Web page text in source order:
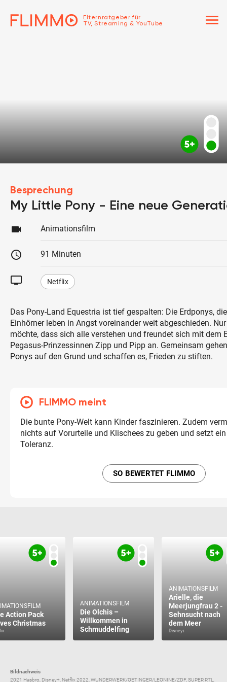
Elternratgeber für
TV, Streaming & YouTube
menu
Besprechung
My Little Pony - Eine neue
videocam Animationsfilm
schedule 91 Minuten
tv Netflix
Das Pony-Land Equestria ist tief gespalten: Die Erdponys,
Einhörner leben in Angst voreinander weit abgeschieden.
möchte, dass sich alle verstehen und freundet sich mit dem
Pegasus-Prinzessinnen Zipp und Pipp an. Gemeinsam
Ponys auf den Grund und schaffen es, Frieden zu stiften.
FLIMMO meint
Die bunte Pony-Welt kann Kinder faszinieren. Zudem
nichts auf Vorurteile und Klischees zu geben und setzt
Toleranz.
SO BEWERTET FLIMMO
Action Pack
Christmas
ANIMATIONSFILM
Die Olchis –
Willkommen in
Schmuddelfing
ANIMATIONSFILM
Arielle, die
Meerjungfrau 2 -
Sehnsucht nach
dem Meer
Disney+
Bildnachweis
2021 Hasbro, Disney+, Netflix 2022, WUNDERWERK/OETINGER/LEONINE/ZDF, SUPER RTL,